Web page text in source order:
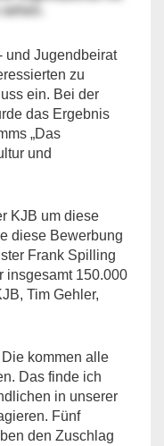
und Jugendbeirat
zu
ein. Bei der
das Ergebnis
„Das
und
KJB um diese
diese Bewerbung
Frank Spilling
insgesamt 150.000
Tim Gehler,
kommen alle
Das finde ich
in unserer
Fünf
den Zuschlag